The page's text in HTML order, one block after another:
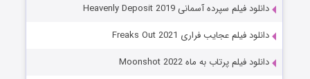
دانلود فیلم سپرده آسمانی Heavenly Deposit 2019
دانلود فیلم عجایب فراری Freaks Out 2021
دانلود فیلم پرتاب به ماه Moonshot 2022